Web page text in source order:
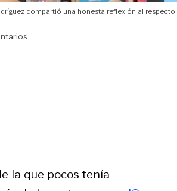
compartió una honesta reflexión al respecto.
la que pocos tenía